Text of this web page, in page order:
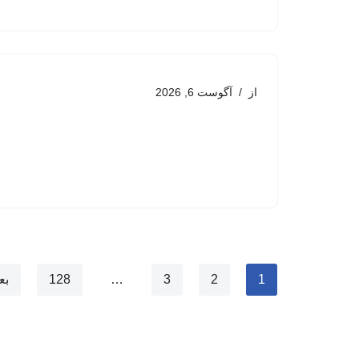
از آگوست 6, 2026
1
2
3
…
128